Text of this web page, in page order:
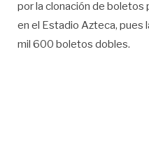
por la clonación de boletos
en el Estadio Azteca, pues
mil 600 boletos dobles.